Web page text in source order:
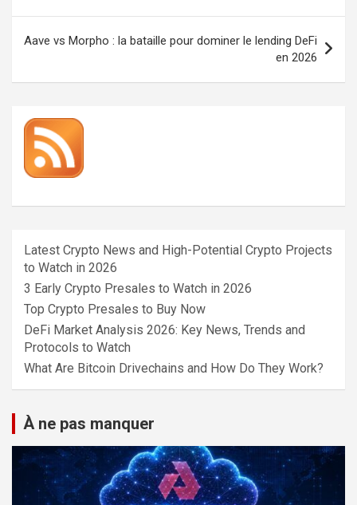
l’article
Aave vs Morpho : la bataille pour dominer le lending DeFi
en 2026
Latest Crypto News and High-Potential Crypto Projects
to Watch in 2026
3 Early Crypto Presales to Watch in 2026
Top Crypto Presales to Buy Now
DeFi Market Analysis 2026: Key News, Trends and
Protocols to Watch
What Are Bitcoin Drivechains and How Do They Work?
À ne pas manquer